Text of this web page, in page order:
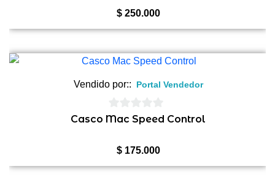
$250.000
Vendido por:: Portal Vendedor
0
Casco Mac Speed Control
$175.000